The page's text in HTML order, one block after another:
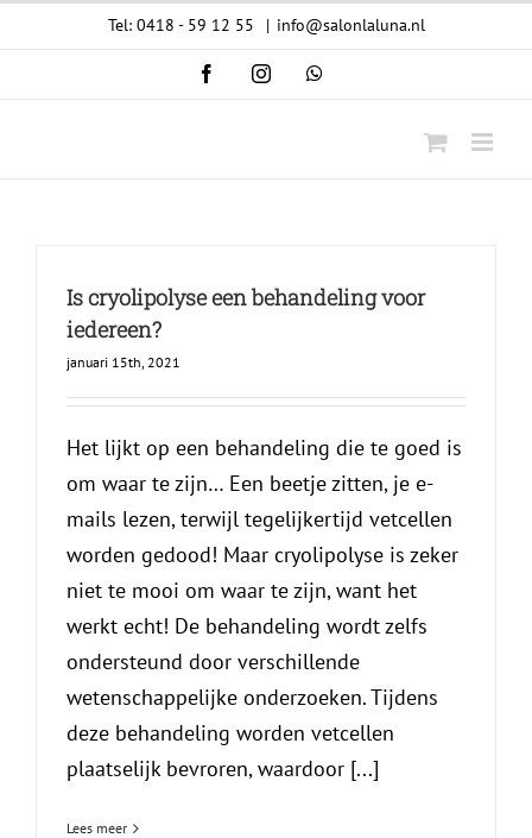
Tel: 0418 - 59 12 55 | info@salonlaluna.nl
FacebookInstagramWhatsApp
Is cryolipolyse een behandeling voor
iedereen?
januari 15th, 2021
Het lijkt op een behandeling die te goed is
om waar te zijn… Een beetje zitten, je e-
mails lezen, terwijl tegelijkertijd vetcellen
worden gedood! Maar cryolipolyse is zeker
niet te mooi om waar te zijn, want het
werkt echt! De behandeling wordt zelfs
ondersteund door verschillende
wetenschappelijke onderzoeken. Tijdens
deze behandeling worden vetcellen
plaatselijk bevroren, waardoor [...]
Lees meer